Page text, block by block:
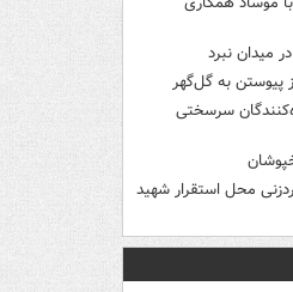
میدان نبرد
پیوستن به گل‌گهر
سرسختی
محل استقرار شهید